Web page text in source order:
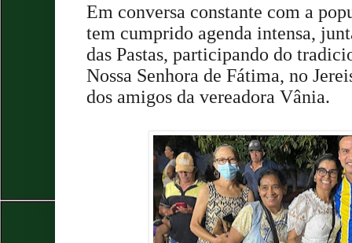
Em conversa constante com a
tem cumprido agenda intensa,
das Pastas, participando do
Nossa Senhora de Fátima, no
dos amigos da vereadora Vânia.